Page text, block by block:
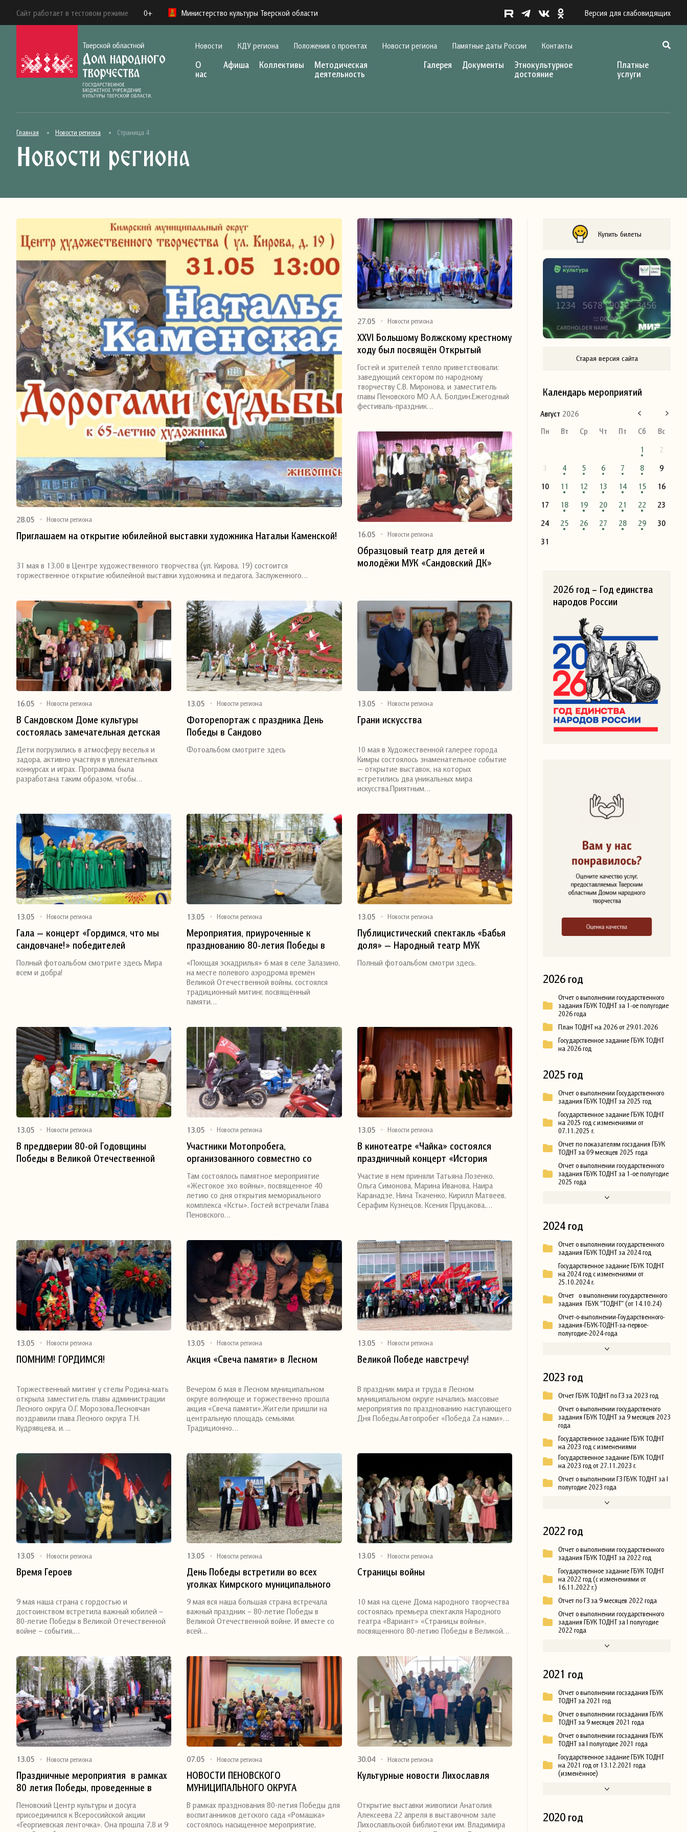
Сайт работает в тестовом режиме 0+ Министерство культуры Тверской области Версия для слабовидящих
Новости КДУ региона Положения о проектах Новости региона Памятные даты России Контакты
О
нас
Афиша Коллективы
Методическая
деятельность
Галерея Документы
Этнокультурное
достояние
Платные
услуги
Главная Новости региона Страница 4
Новости региона
28.05 Новости региона
Приглашаем на открытие юбилейной выставки художника Натальи Каменской!
31 мая в 13.00 в Центре художественного творчества (ул. Кирова, 19) состоится
торжественное открытие юбилейной выставки художника и педагога, Заслуженного…
Поделиться
27.05 Новости региона
XXVI Большому Волжскому крестному
ходу был посвящён Открытый
фестиваль-праздник русской песни и
танца «Берёза лист распускает,
соловей песню запевает»,
организованный МБУК «Пеновский
ЦКД» (сектором по народному
мая в кинотеатре «Чайка»
Гостей и зрителей тепло приветствовали:
заведующий сектором по народному
творчеству С.В. Миронова, и заместитель
главы Пеновского МО А.А. Болдин.Ежегодный
фестиваль-праздник…
Поделиться
16.05 Новости региона
Образцовый театр для детей и
молодёжи МУК «Сандовский ДК»
«Вот так Баба-Яга», режиссёр театра
Финагина Е. В., Почётный работник
культуры и искусства Тверской
области
Поделиться
16.05 Новости региона
В Сандовском Доме культуры
состоялась замечательная детская
игровая программа под названием
«Вместе весело шагать!»,
наполненная радостью, смехом и
позитивом!
Дети погрузились в атмосферу веселья и
задора, активно участвуя в увлекательных
конкурсах и играх. Программа была
разработана таким образом, чтобы…
Поделиться
13.05 Новости региона
Фоторепортаж с праздника День
Победы в Сандово
Фотоальбом смотрите здесь
13.05 Новости региона
Грани искусства
10 мая в Художественной галерее города
Кимры состоялось знаменательное событие
— открытие выставок, на которых
встретились два уникальных мира
искусства.Приятным…
Поделиться
13.05 Новости региона
Гала — концерт «Гордимся, что мы
сандовчане!» победителей
Межрегионального фестиваля-
конкурса патриотической песни «О
Полный фотоальбом смотрите здесь Мира
всем и добра!
Поделиться
13.05 Новости региона
Мероприятия, приуроченные к
празднованию 80-летия Победы в
Великой Ответственной войне (6-9
мая)
«Поющая эскадрилья» 6 мая в селе Залазино,
на месте полевого аэродрома времён
Великой Отечественной войны, состоялся
традиционный митинг, посвящённый
памяти…
Поделиться
13.05 Новости региона
Публицистический спектакль «Бабья
доля» — Народный театр МУК
«Сандовский Дом Культуры»,
посвящённый 80-Летию Победы в
Полный фотоальбом смотри здесь.
Поделиться
13.05 Новости региона
В преддверии 80-ой Годовщины
Победы в Великой Отечественной
Поделиться
13.05 Новости региона
Участники Мотопробега,
организованного совместно со
посетили 11 мая мемориальный
комплекс Ксты
Там состоялось памятное мероприятие
«Жестокое эхо войны», посвященное 40
летию со дня открытия мемориального
комплекса «Ксты». Гостей встречали Глава
Пеновского…
Поделиться
13.05 Новости региона
В кинотеатре «Чайка» состоялся
праздничный концерт «История
Участие в нем приняли Татьяна Лозенко,
Ольга Симонова, Марина Иванова, Наира
Каранадзе, Нина Ткаченко, Кирилл Матвеев,
Серафим Кузнецов, Ксения Пруцакова,…
13.05 Новости региона
ПОМНИМ! ГОРДИМСЯ!
Торжественный митинг у стелы Родина-мать
открыла заместитель главы администрации
Лесного округа О.Г. Морозова.Лесновчан
поздравили глава Лесного округа Т.Н.
Кудрявцева, и….
13.05 Новости региона
Акция «Свеча памяти» в Лесном
Вечером 6 мая в Лесном муниципальном
округе волнующе и торжественно прошла
акция «Свеча памяти».Жители пришли на
центральную площадь семьями.
Традиционно…
13.05 Новости региона
Великой Победе навстречу!
В праздник мира и труда в Лесном
муниципальном округе начались массовые
мероприятия по празднованию наступающего
Дня Победы.Автопробег «Победа Zа нами»…
13.05 Новости региона
Время Героев
9 мая наша страна с гордостью и
достоинством встретила важный юбилей –
80-летие Победы в Великой Отечественной
войне – события,…
Поделиться
13.05 Новости региона
День Победы встретили во всех
уголках Кимрского муниципального
округа
9 мая вся наша большая страна встречала
важный праздник – 80-летие Победы в
Великой Отечественной войне. И вместе со
всей…
13.05 Новости региона
Страницы войны
10 мая на сцене Дома народного творчества
состоялась премьера спектакля Народного
театра «Вариант» «Страницы войны»,
посвященного 80-летию Победы в Великой…
Поделиться
13.05 Новости региона
Праздничные мероприятия в рамках
80 летия Победы, проведенные в
поселке Пено
Пеновский Центр культуры и досуга
присоединился к Всероссийской акции
«Георгиевская ленточка». Она прошла 7,8 и 9
Поделиться
07.05 Новости региона
НОВОСТИ ПЕНОВСКОГО
МУНИЦИПАЛЬНОГО ОКРУГА
В рамках празднования 80-летия Победы для
воспитанников детского сада «Ромашка»
состоялось насыщенное мероприятие,
30.04 Новости региона
Культурные новости Лихославля
Открытие выставки живописи Анатолия
Алексеева 22 апреля в выставочном зале
Лихославльской библиотеки им. Владимира
Купить билеты
Старая версия сайта
Календарь мероприятий
Август 2026
Пн
Вт Ср Чт Пт Сб
Вс
1
2
3
4 5 6 7 8
9
10
11 12 13 14 15
16
17
18 19 20 21 22
23
24
25 26 27 28 29
30
31
2026 год – Год единства
народов России
2026 год
Отчет о выполнении государственного
задания ГБУК ТОДНТ за 1-ое полугодие
2026 года
План ТОДНТ на 2026 от 29.01.2026
Государственное задание ГБУК ТОДНТ
на 2026 год
2025 год
Отчет о выполнении Государственного
задания ГБУК ТОДНТ за 2025 год
Государственное задание ГБУК ТОДНТ
на 2025 год с изменениями от
07.11.2025 г.
Отчет по показателям госздания ГБУК
ТОДНТ за 09 месяцев 2025 года
Отчет о выполнении государственного
задания ГБУК ТОДНТ за 1-ое полугодие
2025 года
2024 год
Отчет о выполнении государственного
задания ГБУК ТОДНТ за 2024 год
Государственное задание ГБУК ТОДНТ
на 2024 год с изменениями от
25.10.2024 г.
Отчет о выполнении государственного
задания ГБУК "ТОДНТ" (от 14.10.24)
Отчет-о-выполнении-Гоударственного-
задания-ГБУК-ТОДНТ-за-первое-
полугодие-2024-года
2023 год
Отчет ГБУК ТОДНТ по ГЗ за 2023 год
Отчет о выполнении государственого
задания ГБУК ТОДНТ за 9 месяцев 2023
года
Государственное задание ГБУК ТОДНТ
на 2023 год с изменениями
Государственное задание ГБУК ТОДНТ
на 2023 год от 27.11.2023 г.
Отчет о выполнении ГЗ ГБУК ТОДНТ за I
полугодие 2023 года
2022 год
Отчет о выполнении государственного
задания ГБУК ТОДНТ за 2022 год
Государственное задание ГБУК ТОДНТ
на 2022 год (с изменениями от
16.11.2022 г.)
Отчет по ГЗ за 9 месяцев 2022 года
Отчет о выполнении государственного
задания ГБУК ТОДНТ за I полугодие
2022 года
2021 год
Отчет о выполнении госзадания ГБУК
ТОДНТ за 2021 год
Отчет о выполнении госзадания ГБУК
ТОДНТ за 9 месяцев 2021 года
Отчет о выполнении госзадания ГБУК
ТОДНТ за I полугодие 2021 года
Государственное задание ГБУК ТОДНТ
на 2021 год от 13.12.2021 года
(изменённое)
2020 год